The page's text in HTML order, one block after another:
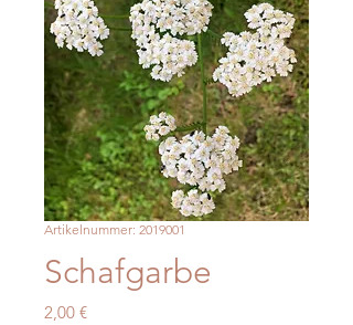
Artikelnummer: 2019001
Schafgarbe
2,00 €Preis